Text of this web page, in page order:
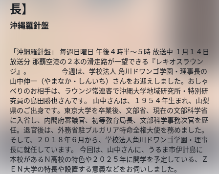
長】
沖縄羅針盤
「沖縄羅針盤」 毎週日曜日 午後４時半～５時 放送中 １月１４日
放送分 那覇空港の２本の滑走路が一望できる『レキオスラウン
ジ』。 今週は、学校法人 角川ドワンゴ学園・理事長の
山中伸一（やまなか・しんいち）さんをお迎えしました。おしゃ
べりのお相手は、ラウンジ常連客で沖縄大学地域研究所・特別研
究員の島田勝也さんです。 山中さんは、１９５４年生まれ、山梨
県のご出身です。東京大学を卒業後、文部省、現在の文部科学省
に入省し、内閣府審議官、初等教育局長、文部科学事務次官を歴
任。退官後は、外務省駐ブルガリア特命全権大使を務めました。
そして、２０１８年６月から、学校法人角川ドワンゴ学園・理事
長に就任しています。 今回は、山中さんに、うるま市伊計島に
本校があるＮ高校の特色や２０２５年に開学を予定している、Ｚ
ＥＮ大学の特長や設置する意義などをお伺いしました。